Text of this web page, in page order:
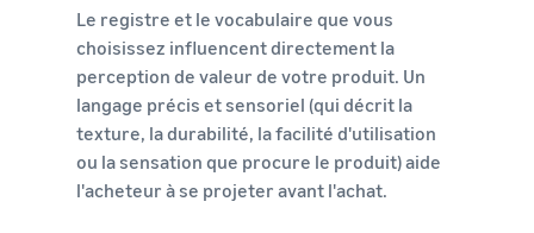
Le registre et le vocabulaire que vous
choisissez influencent directement la
perception de valeur de votre produit. Un
langage précis et sensoriel (qui décrit la
texture, la durabilité, la facilité d'utilisation
ou la sensation que procure le produit) aide
l'acheteur à se projeter avant l'achat.